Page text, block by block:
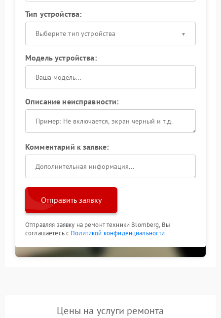
Тип устройства:
Выберите тип устройства
Модель устройства:
Описание неисправности:
Комментарий к заявке:
Отправить заявку
Отправляя заявку на ремонт техники Blomberg, Вы
соглашаетесь с Политикой конфиденциальности
Цены на услуги ремонта